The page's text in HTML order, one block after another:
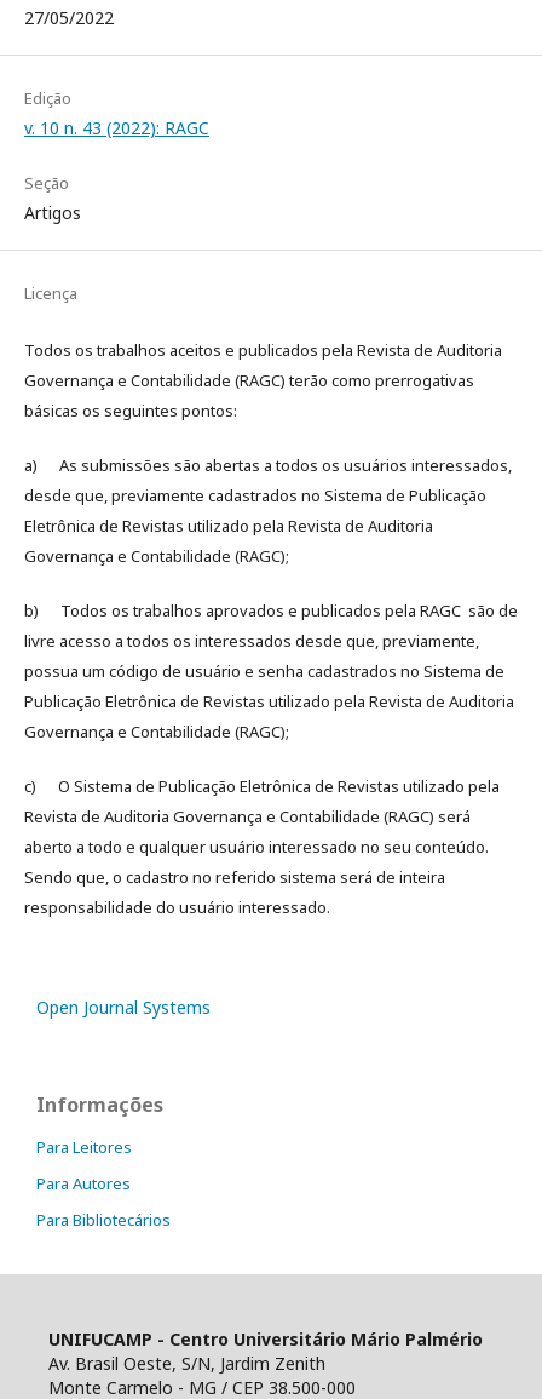
27/05/2022
Edição
v. 10 n. 43 (2022): RAGC
Seção
Artigos
Licença
Todos os trabalhos aceitos e publicados pela Revista de Auditoria
Governança e Contabilidade (RAGC) terão como prerrogativas
básicas os seguintes pontos:
a) As submissões são abertas a todos os usuários interessados,
desde que, previamente cadastrados no Sistema de Publicação
Eletrônica de Revistas utilizado pela Revista de Auditoria
Governança e Contabilidade (RAGC);
b) Todos os trabalhos aprovados e publicados pela RAGC são de
livre acesso a todos os interessados desde que, previamente,
possua um código de usuário e senha cadastrados no Sistema de
Publicação Eletrônica de Revistas utilizado pela Revista de Auditoria
Governança e Contabilidade (RAGC);
c) O Sistema de Publicação Eletrônica de Revistas utilizado pela
Revista de Auditoria Governança e Contabilidade (RAGC) será
aberto a todo e qualquer usuário interessado no seu conteúdo.
Sendo que, o cadastro no referido sistema será de inteira
responsabilidade do usuário interessado.
Open Journal Systems
Informações
Para Leitores
Para Autores
Para Bibliotecários
UNIFUCAMP - Centro Universitário Mário Palmério
Av. Brasil Oeste, S/N, Jardim Zenith
Monte Carmelo - MG / CEP 38.500-000